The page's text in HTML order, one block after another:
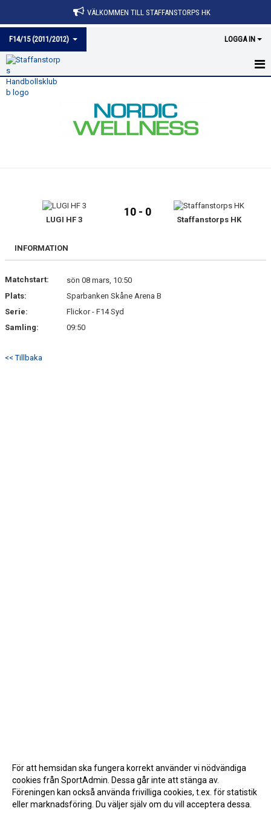
VÄLKOMMEN TILL STAFFANSTORPS HK
F14/15 (2011/2012) LOGGA IN
HEM
BILDGALLERI
DOKUMENT
LUGI HF 3
10 - 0
Staffanstorps HK
INFORMATION
Matchstart:
sön 08 mars, 10:50
Plats:
Sparbanken Skåne Arena B
Serie:
Flickor - F14 Syd
Samling:
09:50
<< Tillbaka
För att hemsidan ska fungera korrekt använder vi nödvändiga
cookies från SportAdmin. Dessa går inte att stänga av.
Föreningen kan också använda frivilliga cookies, t.ex. för statistik
eller marknadsföring. Du väljer själv om du vill acceptera dessa.